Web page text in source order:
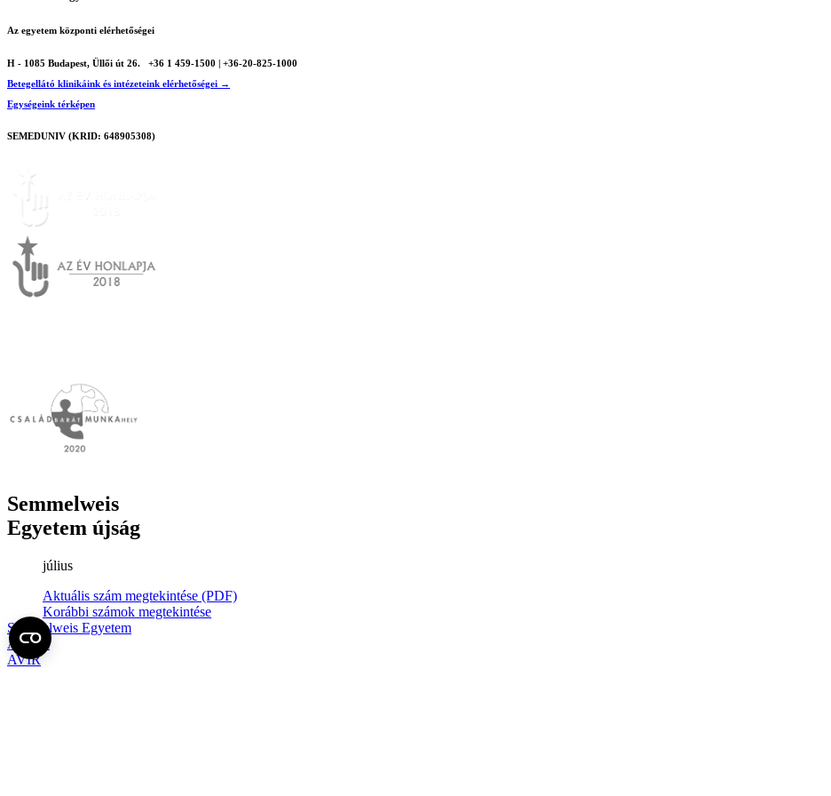
Az egyetem központi elérhetőségei
H - 1085 Budapest, Üllői út 26.
+36 1 459-1500 | +36-20-825-1000
Betegellátó klinikáink és intézeteink elérhetőségei →
Egységeink térképen
SEMEDUNIV (KRID: 648905308)
Semmelweis
Egyetem újság
július
Aktuális szám megtekintése (PDF)
Korábbi számok megtekintése
Semmelweis Egyetem
Alumni
AVIR